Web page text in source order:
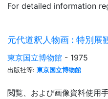
For detailed information
元代道釈人物画 : 特別
東京国立博物館 - 1975
出版社等: 東京国立博物館
閲覧、および画像資料使用